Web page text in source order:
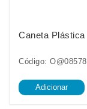
Caneta Plástica
Código: O@08578
Adicionar